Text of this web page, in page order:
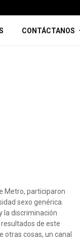
CONTÁCTANOS
Metro, participaron
sexo genérica.
la discriminación
de este
otras cosas, un canal